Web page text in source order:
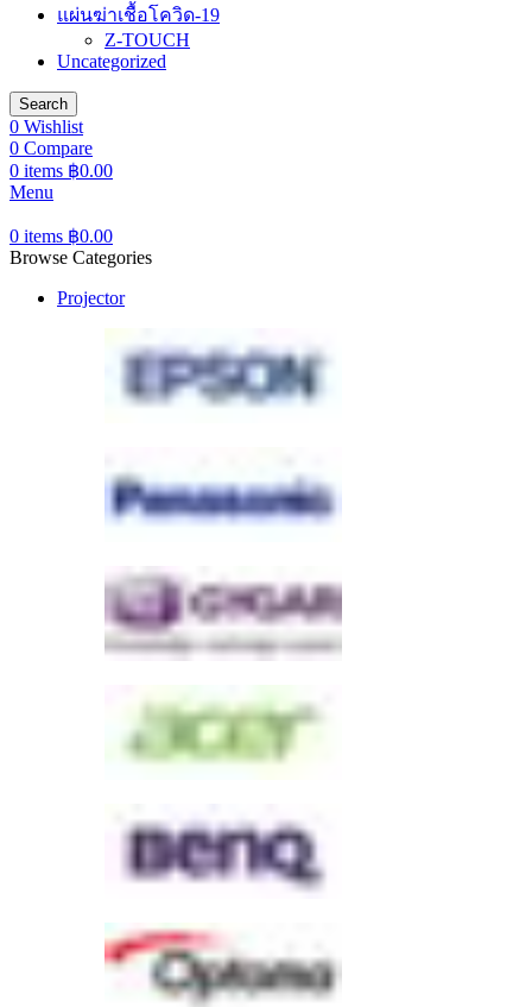
แผ่นฆ่าเชื้อโควิด-19
Z-TOUCH
Uncategorized
Search
0 Wishlist
0 Compare
0 items ฿0.00
Menu
0 items ฿0.00
Browse Categories
Projector